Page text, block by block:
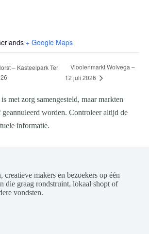
+ Google Maps
– Kasteelpark Ter
Vlooienmarkt Wolvega –
12 juli 2026
met zorg samengesteld, maar markten
worden. Controleer altijd de
informatie.
creatieve makers en bezoekers op één
die graag rondstruint, lokaal shopt of
vondsten.